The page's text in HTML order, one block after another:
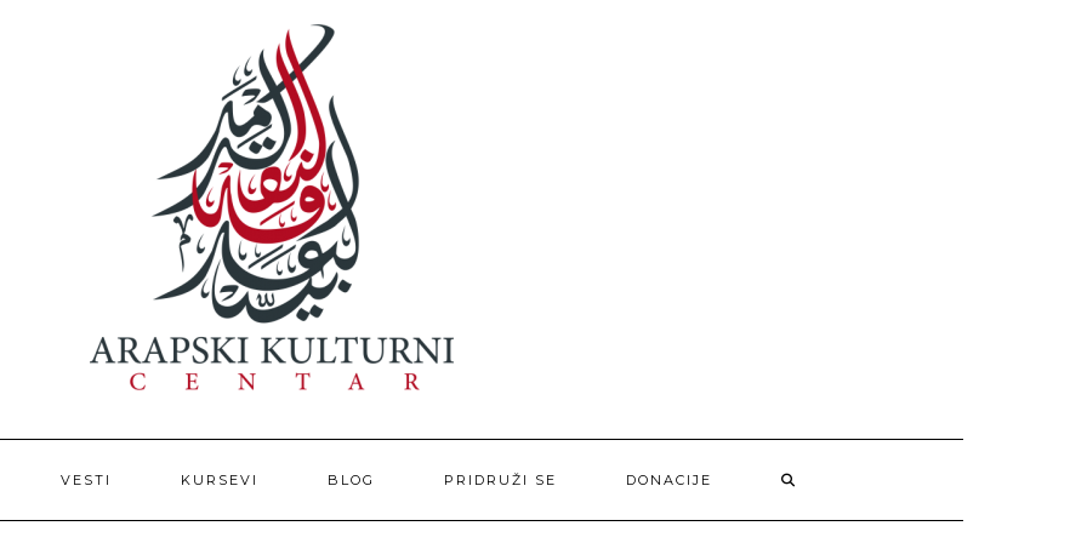
VESTI KURSEVI BLOG PRIDRUŽI SE DONACIJE